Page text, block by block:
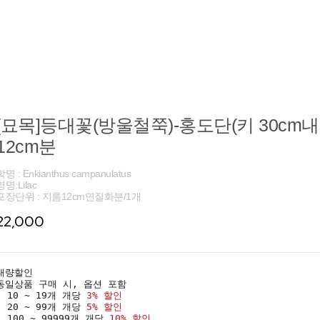
목]등대꽃(방울철쭉)-홍도단(키 30cm
분
명 : Enkianthus campanulatus
명:Lilac
장단위 : 지름12cm연질화분/1개
량할인
일상품 구매 시, 옵션 포함
10 ~ 19개 개당 3% 할인
20 ~ 99개 개당 5% 할인